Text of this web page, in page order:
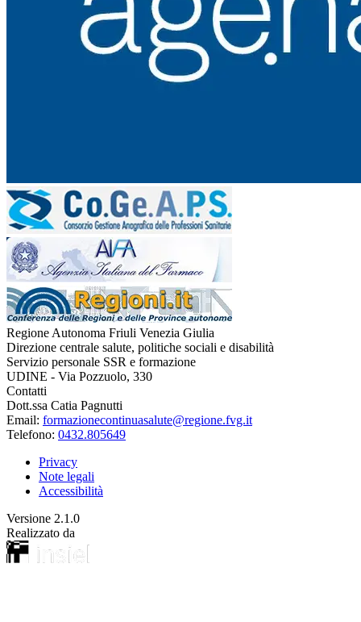
Regione Autonoma Friuli Venezia Giulia
Direzione centrale salute, politiche sociali e disabilità
Servizio personale SSR e formazione
UDINE - Via Pozzuolo, 330
Contatti
Dott.ssa Catia Pagnutti
Email: formazionecontinuasalute@regione.fvg.it
Telefono: 0432.805649
Privacy
Note legali
Accessibilità
Versione 2.1.0
Realizzato da